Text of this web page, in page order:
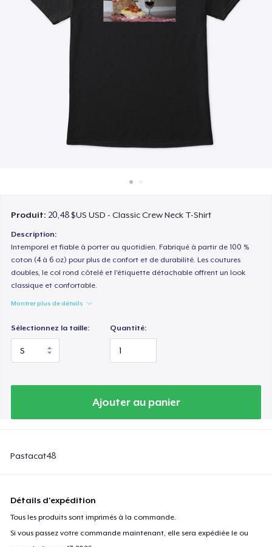
Produit: 20,48 $US USD - Classic Crew Neck T-Shirt
Description:
Intemporel et fiable à porter au quotidien. Fabriqué à partir de 100 %
coton (4 à 6 oz) pour plus de confort et de durabilité. Les coutures
doubles, le col rond côtelé et l'étiquette détachable offrent un look
classique et confortable.
Montrer plus de détails
Sélectionnez la taille: Quantité:
Ajouter au panier
Pastacat48
Détails d'expédition
Tous les produits sont imprimés à la commande.
Si vous passez votre commande maintenant, elle sera expédiée le ou